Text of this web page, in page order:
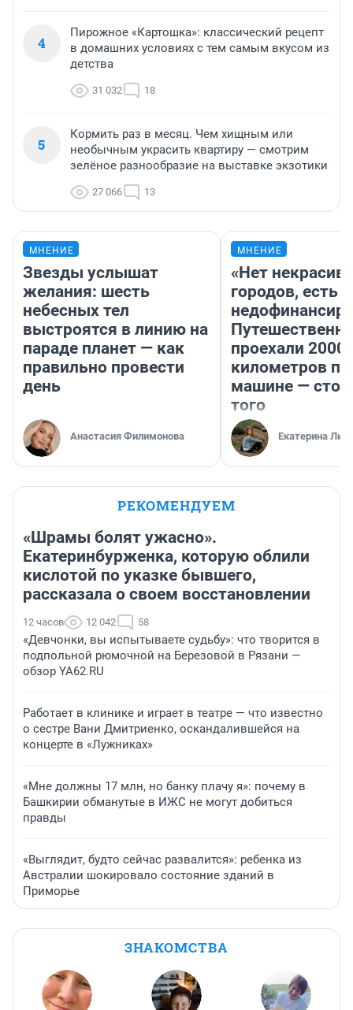
4
Пирожное «Картошка»: классический рецепт
в домашних условиях с тем самым вкусом из
детства
31 032 18
5
Кормить раз в месяц. Чем хищным или
необычным украсить квартиру — смотрим
зелёное разнообразие на выставке экзотики
27 066 13
МНЕНИЕ
Звезды услышат
желания: шесть
небесных тел
выстроятся в линию на
параде планет — как
правильно провести
день
Анастасия Филимонова
МНЕНИЕ
«Нет
городов, есть
проехали 2000
километров по
машине —
того
Екатерина
РЕКОМЕНДУЕМ
«Шрамы болят ужасно».
Екатеринбурженка, которую облили
кислотой по указке бывшего,
рассказала о своем восстановлении
12 часов 12 042 58
«Девчонки, вы испытываете судьбу»: что творится в
подпольной рюмочной на Березовой в Рязани —
обзор YA62.RU
Работает в клинике и играет в театре — что известно
о сестре Вани Дмитриенко, оскандалившейся на
концерте в «Лужниках»
«Мне должны 17 млн, но банку плачу я»: почему в
Башкирии обманутые в ИЖС не могут добиться
правды
«Выглядит, будто сейчас развалится»: ребенка из
Австралии шокировало состояние зданий в
Приморье
ЗНАКОМСТВА